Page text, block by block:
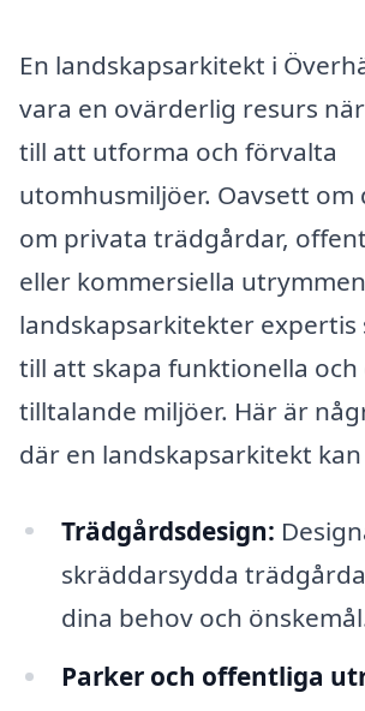
En landskapsarkitekt i
vara en ovärderlig resurs
till att utforma och förvalta
utomhusmiljöer. Oavsett
om privata trädgårdar,
eller kommersiella
landskapsarkitekter
till att skapa funktionella
tilltalande miljöer. Här är
där en landskapsarkitekt
Trädgårdsdesign:
skräddarsydda
dina behov och
Parker och offentliga